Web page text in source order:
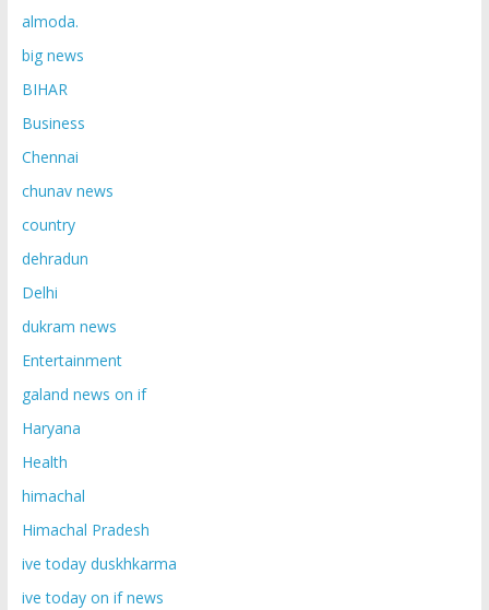
almoda.
big news
BIHAR
Business
Chennai
chunav news
country
dehradun
Delhi
dukram news
Entertainment
galand news on if
Haryana
Health
himachal
Himachal Pradesh
ive today duskhkarma
ive today on if news